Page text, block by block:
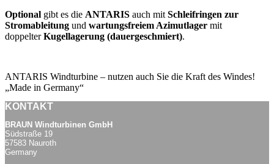
Optional gibt es die ANTARIS auch mit Schleifringen zur
Stromableitung und wartungsfreiem Azimutlager mit
doppelterKugellagerung (dauergeschmiert).
ANTARIS Windturbine – nutzen auch Sie die Kraft des Windes!
„Made in Germany“
KONTAKT
BRAUN Windturbinen GmbH
Südstraße 19
57583 Nauroth
Germany